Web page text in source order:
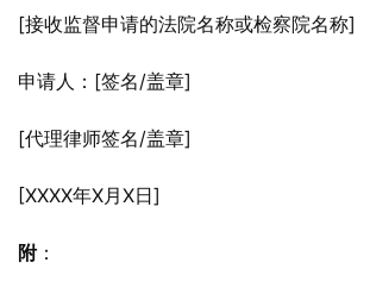
[接收监督申请的法院名称或检察院名称]
申请人：[签名/盖章]
[代理律师签名/盖章]
[XXXX年X月X日]
附：